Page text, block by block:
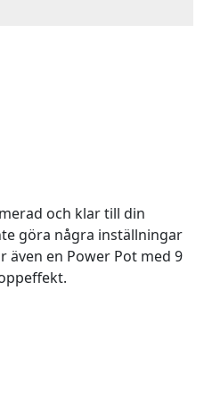
och klar till din
göra några inställningar
även en Power Pot med 9